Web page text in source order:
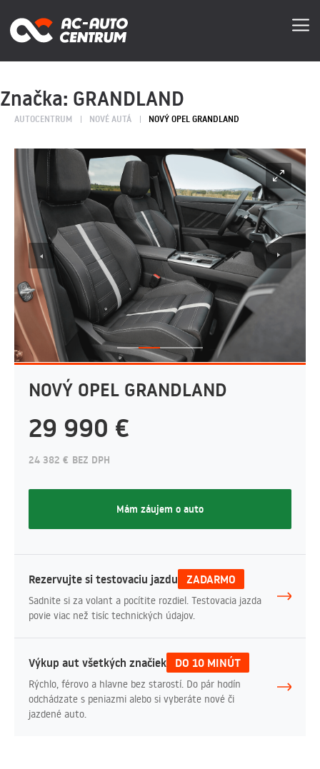
Značka: GRANDLAND
AUTOCENTRUM NOVÉ AUTÁ NOVÝ OPEL GRANDLAND
NOVÝ OPEL GRANDLAND
29 990 €
24 382 € BEZ DPH
Mám záujem o auto
Rezervujte si testovaciu jazdu ZADARMO
Sadnite si za volant a pocítite rozdiel. Testovacia jazda
povie viac než tisíc technických údajov.
Výkup aut všetkých značiek DO 10 MINÚT
Rýchlo, férovo a hlavne bez starostí. Do pár hodín
odchádzate s peniazmi alebo si vyberáte nové či
jazdené auto.